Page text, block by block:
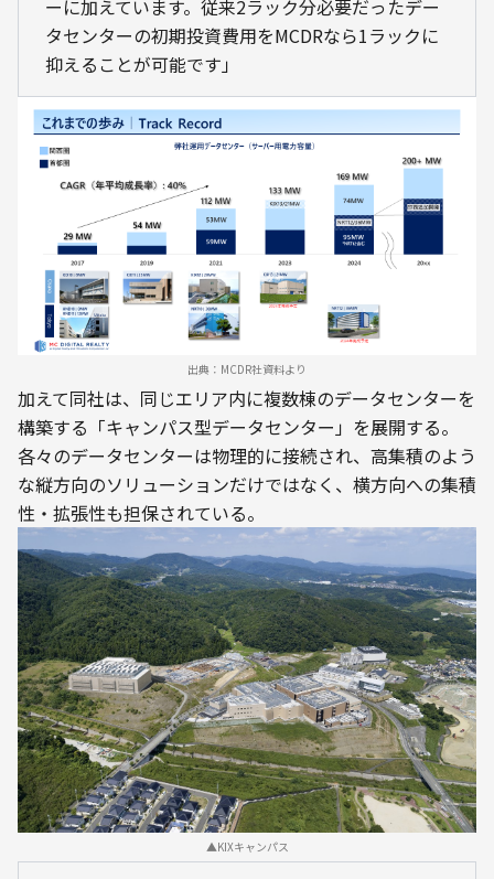
ーに加えています。従来2ラック分必要だったデー
タセンターの初期投資費用をMCDRなら1ラックに
抑えることが可能です」
出典：MCDR社資料より
加えて同社は、同じエリア内に複数棟のデータセンターを
構築する「キャンパス型データセンター」を展開する。
各々のデータセンターは物理的に接続され、高集積のよう
な縦方向のソリューションだけではなく、横方向への集積
性・拡張性も担保されている。
▲KIXキャンパス